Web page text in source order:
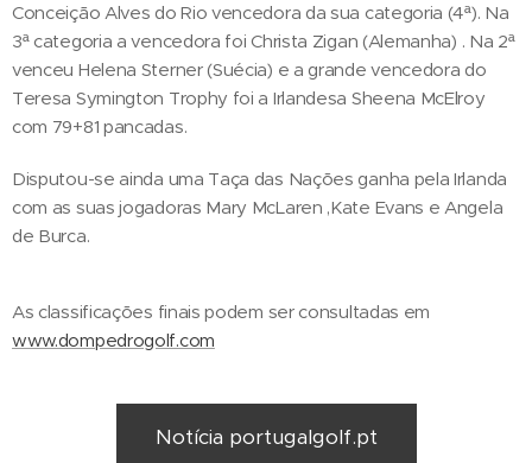
Conceição Alves do Rio vencedora da sua categoria (4ª). Na
3ª categoria a vencedora foi Christa Zigan (Alemanha) . Na 2ª
venceu Helena Sterner (Suécia) e a grande vencedora do
Teresa Symington Trophy foi a Irlandesa Sheena McElroy
com 79+81 pancadas.
Disputou-se ainda uma Taça das Nações ganha pela Irlanda
com as suas jogadoras Mary McLaren ,Kate Evans e Angela
de Burca.
As classificações finais podem ser consultadas em
www.dompedrogolf.com
Notícia portugalgolf.pt